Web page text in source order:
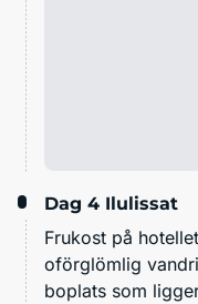
Dag 4 Ilulissat
Frukost på
oförglömlig
boplats som